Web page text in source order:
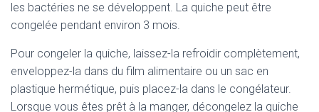
les bactéries ne se développent. La quiche peut être
congelée pendant environ 3 mois.
Pour congeler la quiche, laissez-la refroidir complètement,
enveloppez-la dans du film alimentaire ou un sac en
plastique hermétique, puis placez-la dans le congélateur.
Lorsque vous êtes prêt à la manger, décongelez la quiche